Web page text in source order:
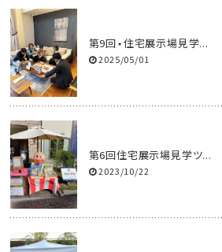
第9回⋆住宅展示場見学...
2025/05/01
第6回住宅展示場見学ツ...
2023/10/22